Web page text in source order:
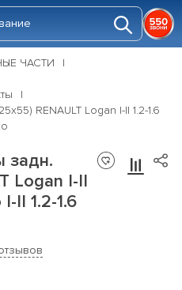
ЧАСТИ
RENAULT Logan I-II 1.2-1.6
задн.
Logan I-II
II 1.2-1.6